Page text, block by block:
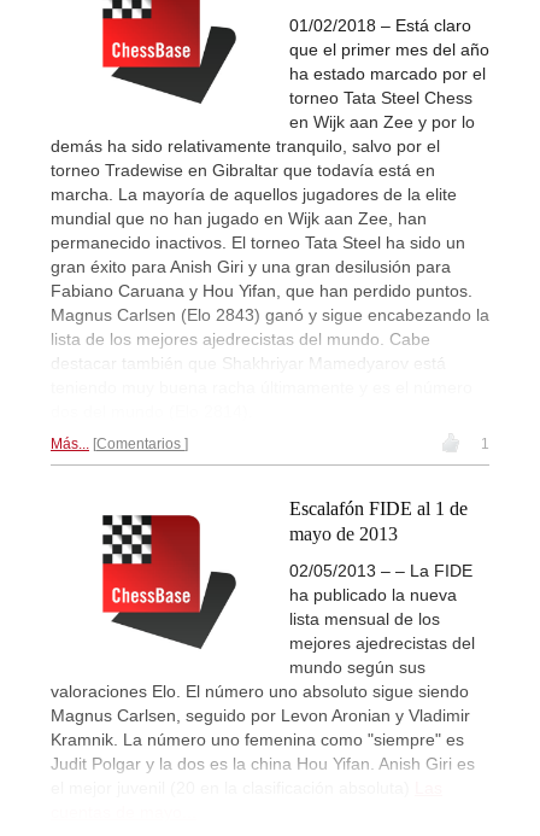
01/02/2018 – Está claro
que el primer mes del año
ha estado marcado por el
torneo Tata Steel Chess
en Wijk aan Zee y por lo
demás ha sido relativamente tranquilo, salvo por el
torneo Tradewise en Gibraltar que todavía está en
marcha. La mayoría de aquellos jugadores de la elite
mundial que no han jugado en Wijk aan Zee, han
permanecido inactivos. El torneo Tata Steel ha sido un
gran éxito para Anish Giri y una gran desilusión para
Fabiano Caruana y Hou Yifan, que han perdido puntos.
Magnus Carlsen (Elo 2843) ganó y sigue encabezando la
lista de los mejores ajedrecistas del mundo. Cabe
destacar también que Shakhriyar Mamedyarov está
Más... Comentarios 1
Escalafón FIDE al 1 de
mayo de 2013
02/05/2013 – – La FIDE
ha publicado la nueva
lista mensual de los
mejores ajedrecistas del
mundo según sus
valoraciones Elo. El número uno absoluto sigue siendo
Magnus Carlsen, seguido por Levon Aronian y Vladimir
Kramnik. La número uno femenina como "siempre" es
Judit Polgar y la dos es la china Hou Yifan. Anish Giri es